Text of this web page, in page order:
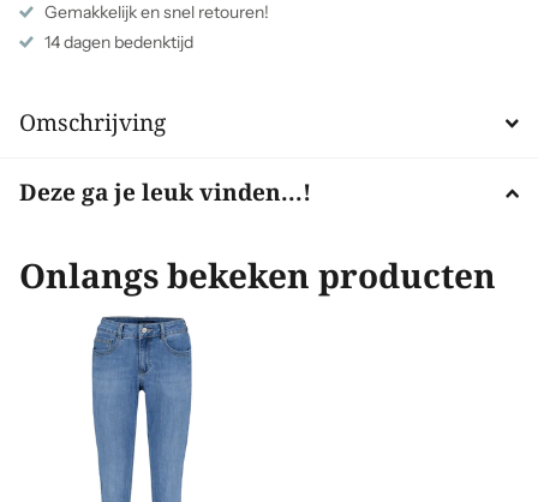
Gemakkelijk en snel retouren!
14 dagen bedenktijd
Omschrijving
Deze ga je leuk vinden...!
Onlangs bekeken producten